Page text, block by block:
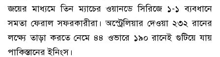
জয়ের মাধ্যমে তিন ম্যাচের ওয়ানডে সিরিজে ১-১ ব্যবধানে
সমতা ফেরাল সফরকারীরা। অস্ট্রেলিয়ার দেওয়া ২৩২ রানের
লক্ষ্যে তাড়া করতে নেমে ৪৪ ওভারে ১৯০ রানেই গুটিয়ে যায়
পাকিস্তানের ইনিংস।